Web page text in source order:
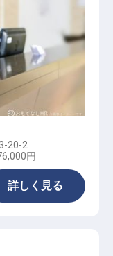
フ
20-2
円
詳しく見る